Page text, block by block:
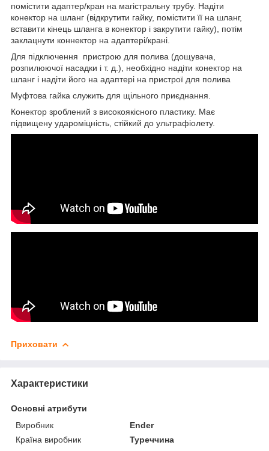
помістити адаптер/кран на магістральну трубу. Надіти
конектор на шланг (відкрутити гайку, помістити її на шланг,
вставити кінець шланга в конектор і закрутити гайку), потім
заклацнути коннектор на адаптері/крані.
Для підключення пристрою для полива (дощувача,
розпилюючої насадки і т. д.), необхідно надіти конектор на
шланг і надіти його на адаптері на пристрої для полива
Муфтова гайка служить для щільного приєднання.
Конектор зроблений з високоякісного пластику. Має
підвищену удароміцність, стійкий до ультрафіолету.
Приховати
Характеристики
Основні атрибути
Виробник
Ender
Країна виробник
Туреччина